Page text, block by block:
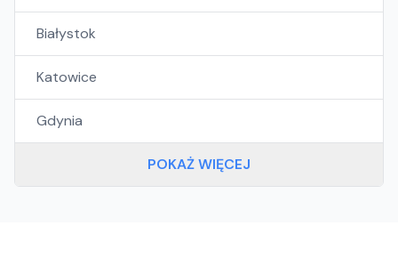
Białystok
Katowice
Gdynia
POKAŻ WIĘCEJ